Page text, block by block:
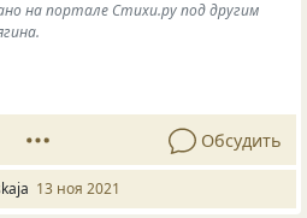
на портале Стихи.ру под другим
Обсудить
13 ноя 2021